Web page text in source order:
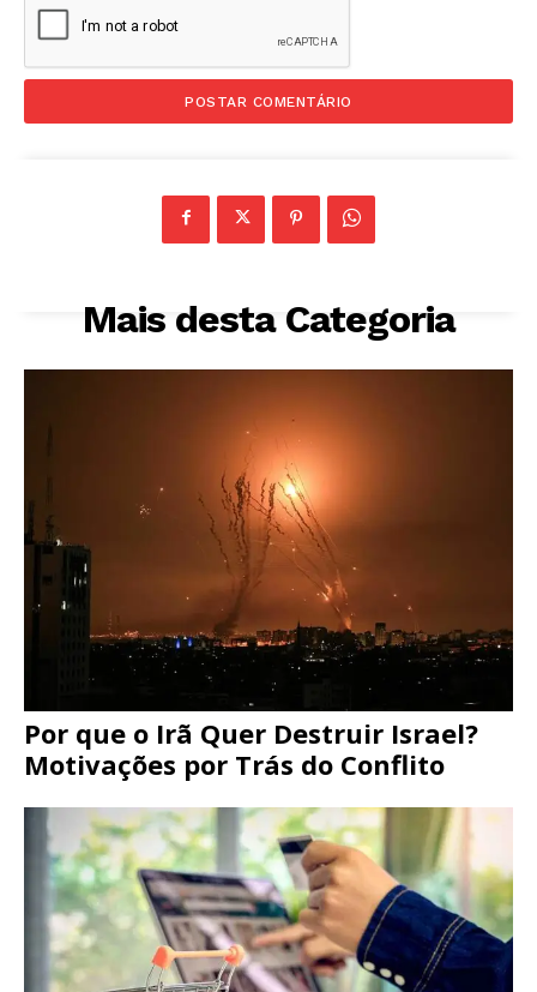
Mais desta Categoria
Por que o Irã Quer Destruir Israel?
Motivações por Trás do Conflito